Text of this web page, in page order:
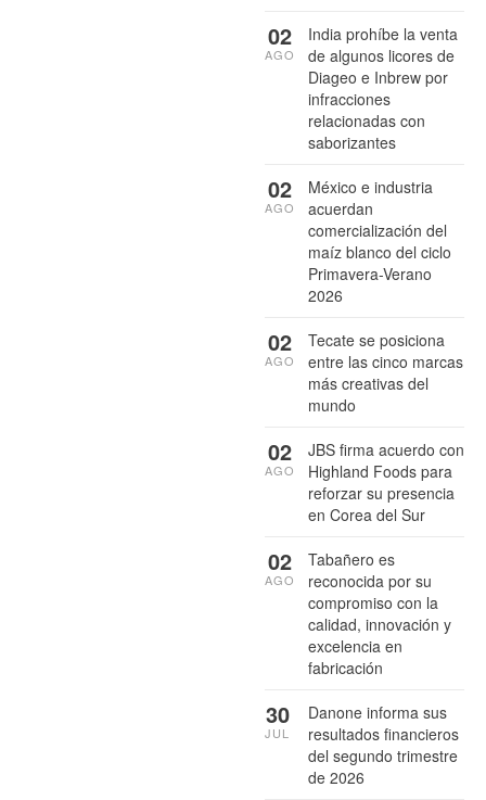
India prohíbe la venta
de algunos licores de
Diageo e Inbrew por
infracciones
relacionadas con
saborizantes
02
AGO
México e industria
acuerdan
comercialización del
maíz blanco del ciclo
Primavera-Verano
2026
02
AGO
Tecate se posiciona
entre las cinco marcas
más creativas del
mundo
02
AGO
JBS firma acuerdo con
Highland Foods para
reforzar su presencia
en Corea del Sur
02
AGO
Tabañero es
reconocida por su
compromiso con la
calidad, innovación y
excelencia en
fabricación
02
AGO
Danone informa sus
resultados financieros
del segundo trimestre
de 2026
30
JUL